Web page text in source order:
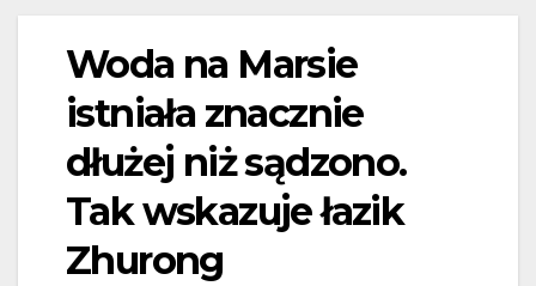
Woda na Marsie
istniała znacznie
dłużej niż sądzono.
Tak wskazuje łazik
Zhurong